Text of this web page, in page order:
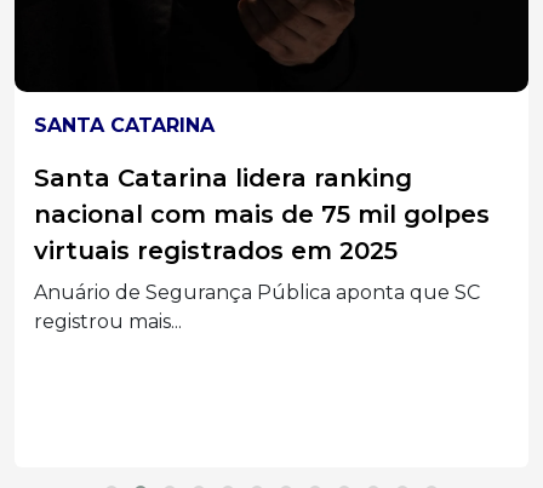
SANTA CATARINA
Santa Catarina lidera ranking
nacional com mais de 75 mil golpes
virtuais registrados em 2025
Anuário de Segurança Pública aponta que SC
registrou mais...